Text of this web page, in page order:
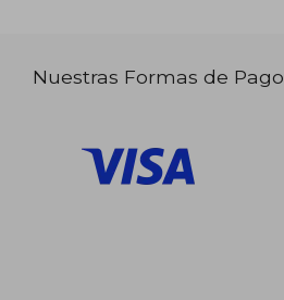
Nuestras Formas de Pago